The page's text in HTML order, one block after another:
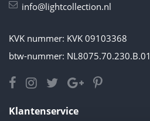
info@lightcollection.nl
KVK nummer: KVK 09103368
btw-nummer: NL8075.70.230.B.01
Klantenservice